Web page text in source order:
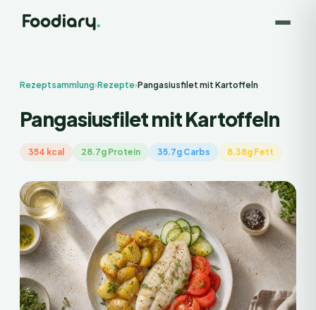
Rezeptsammlung›Rezepte›Pangasiusfilet mit Kartoffeln
Pangasiusfilet mit Kartoffeln
354 kcal 28.7g Protein 35.7g Carbs 8.38g Fett